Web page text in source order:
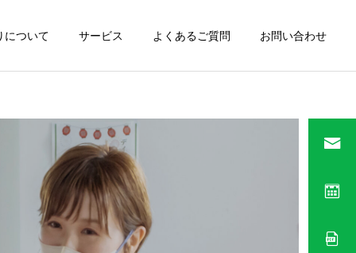
について サービス よくあるご質問 お問い合わせ